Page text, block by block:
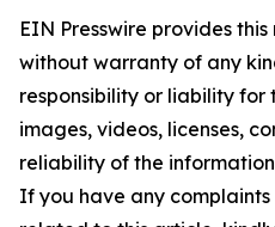
EIN Presswire provides
without warranty of any
responsibility or liability
images, videos, licenses,
reliability of the
If you have any complaints